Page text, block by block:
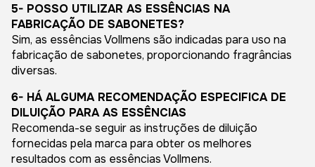
5- POSSO UTILIZAR AS ESSÊNCIAS NA
FABRICAÇÃO DE SABONETES?
Sim, as essências Vollmens são indicadas para uso na
fabricação de sabonetes, proporcionando fragrâncias
diversas.
6- HÁ ALGUMA RECOMENDAÇÃO ESPECIFICA DE
DILUIÇÃO PARA AS ESSÊNCIAS
Recomenda-se seguir as instruções de diluição
fornecidas pela marca para obter os melhores
resultados com as essências Vollmens.